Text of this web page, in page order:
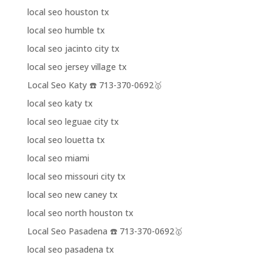
local seo houston tx
local seo humble tx
local seo jacinto city tx
local seo jersey village tx
Local Seo Katy ☎️ 713-370-0692🥇
local seo katy tx
local seo leguae city tx
local seo louetta tx
local seo miami
local seo missouri city tx
local seo new caney tx
local seo north houston tx
Local Seo Pasadena ☎️ 713-370-0692🥇
local seo pasadena tx